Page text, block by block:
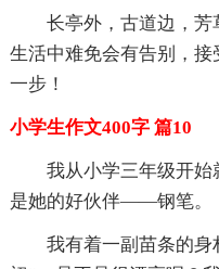
长亭外，古道边，
生活中难免会有告别，
一步！
小学生作文400字 篇10
我从小学三年级开
是她的好伙伴——钢笔。
我有着一副苗条的身